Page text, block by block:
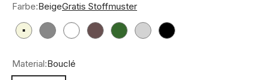
Farbe:BeigeGratis Stoffmuster
BeigeGrau Weiß BraunGrün HellgrauSchwarz
Material:Bouclé